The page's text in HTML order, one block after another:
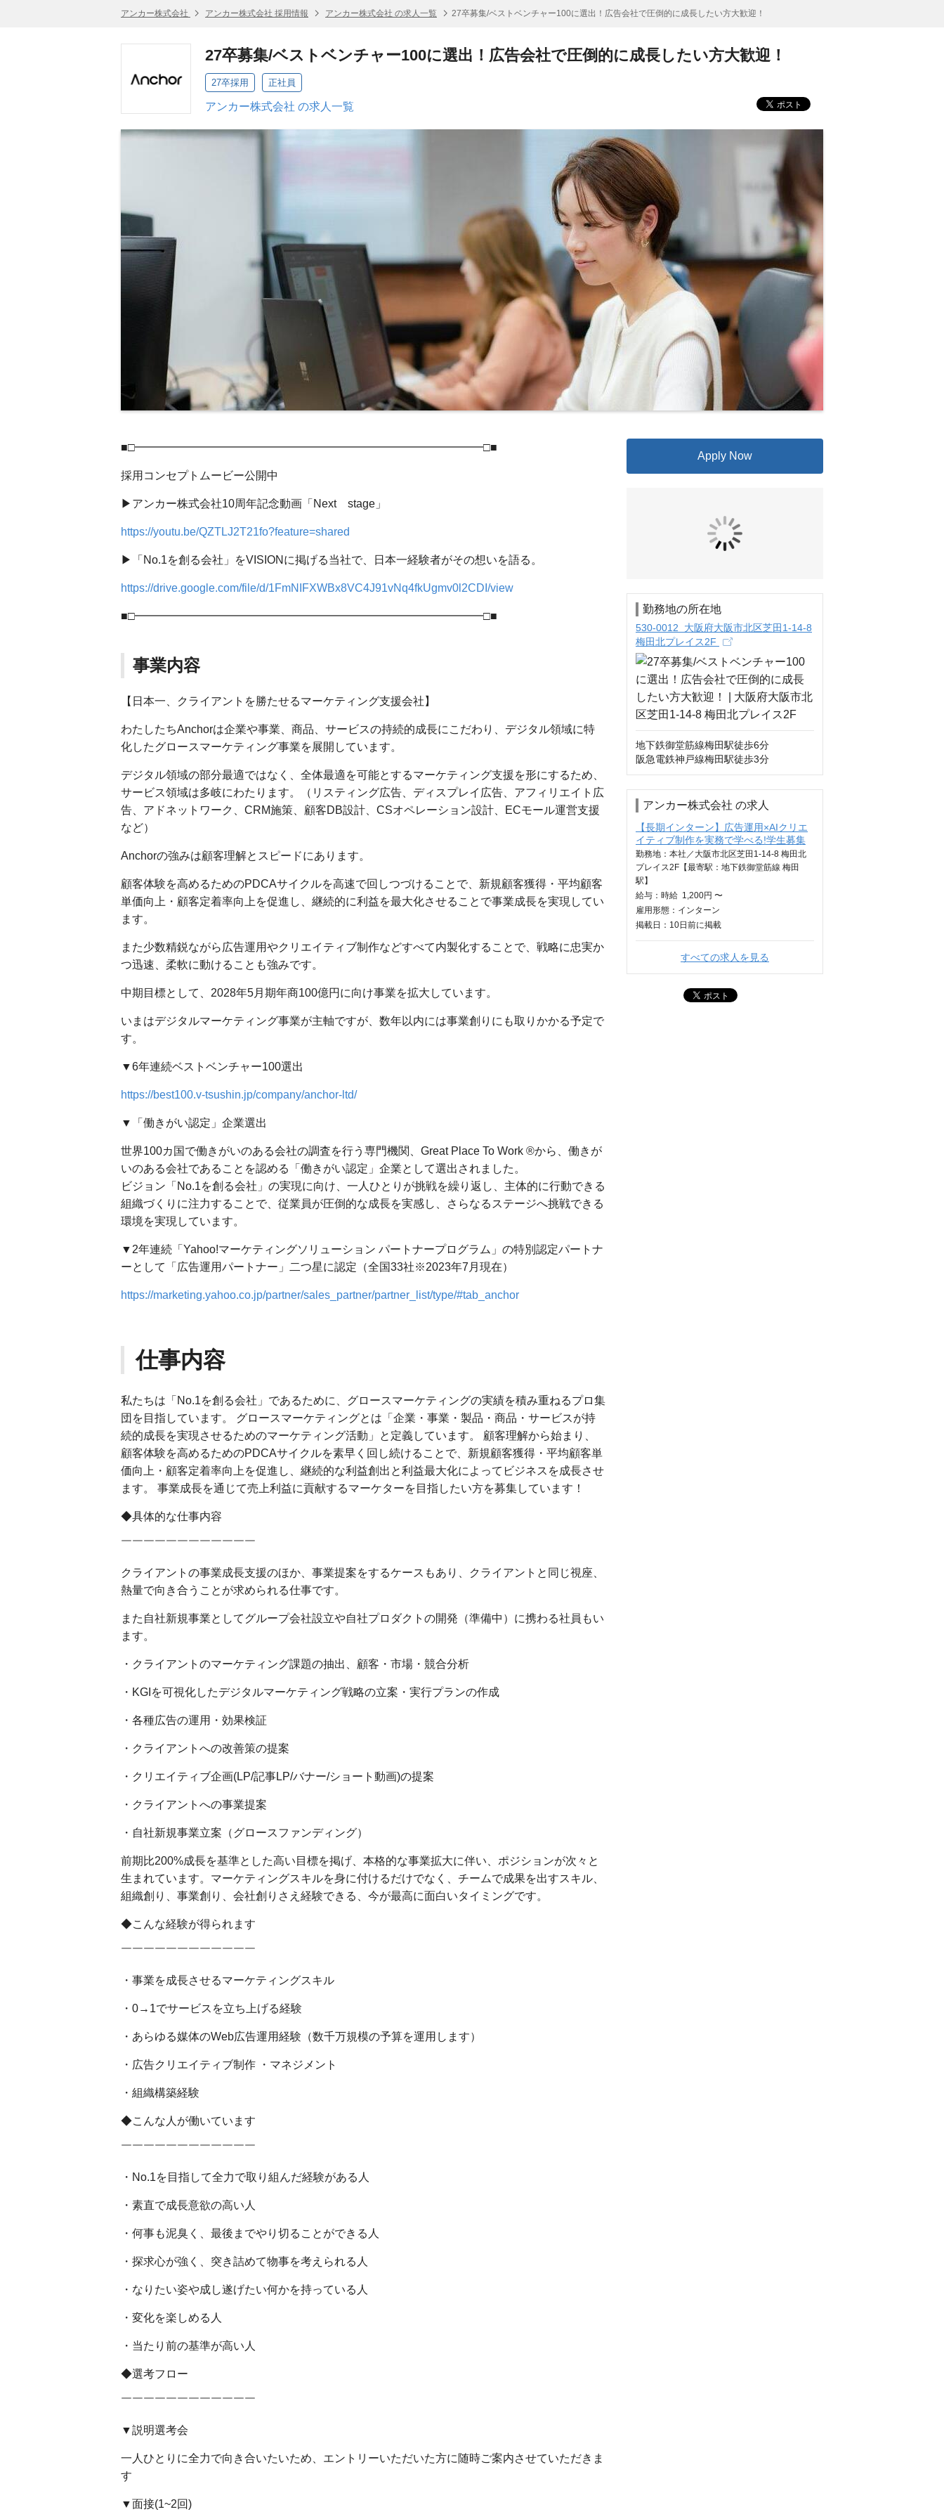
アンカー株式会社 アンカー株式会社 採用情報 アンカー株式会社 の求人一覧 27卒募集/ベストベンチャー100に選出！広告会社で圧倒的に成長したい方大歓迎！
27卒募集/ベストベンチャー100に選出！広告会社で圧倒的に成長したい方大歓迎！
27卒採用 正社員
アンカー株式会社 の求人一覧
■□━━━━━━━━━━━━━━━━━━━━━━━━━━━━━━━□■
採用コンセプトムービー公開中
▶︎アンカー株式会社10周年記念動画「Next stage」
https://youtu.be/QZTLJ2T21fo?feature=shared
▶︎「No.1を創る会社」をVISIONに掲げる当社で、日本一経験者がその想いを語る。
https://drive.google.com/file/d/1FmNIFXWBx8VC4J91vNq4fkUgmv0l2CDI/view
■□━━━━━━━━━━━━━━━━━━━━━━━━━━━━━━━□■
事業内容
【日本一、クライアントを勝たせるマーケティング支援会社】
わたしたちAnchorは企業や事業、商品、サービスの持続的成長にこだわり、デジタル領域に特
化したグロースマーケティング事業を展開しています。
デジタル領域の部分最適ではなく、全体最適を可能とするマーケティング支援を形にするため、
サービス領域は多岐にわたります。（リスティング広告、ディスプレイ広告、アフィリエイト広
告、アドネットワーク、CRM施策、顧客DB設計、CSオペレーション設計、ECモール運営支援
など）
Anchorの強みは顧客理解とスピードにあります。
顧客体験を高めるためのPDCAサイクルを高速で回しつづけることで、新規顧客獲得・平均顧客
単価向上・顧客定着率向上を促進し、継続的に利益を最大化させることで事業成長を実現してい
ます。
また少数精鋭ながら広告運用やクリエイティブ制作などすべて内製化することで、戦略に忠実か
つ迅速、柔軟に動けることも強みです。
中期目標として、2028年5月期年商100億円に向け事業を拡大しています。
いまはデジタルマーケティング事業が主軸ですが、数年以内には事業創りにも取りかかる予定で
す。
▼6年連続ベストベンチャー100選出
https://best100.v-tsushin.jp/company/anchor-ltd/
▼「働きがい認定」企業選出
世界100カ国で働きがいのある会社の調査を行う専門機関、Great Place To Work ®から、働きが
いのある会社であることを認める「働きがい認定」企業として選出されました。
ビジョン「No.1を創る会社」の実現に向け、一人ひとりが挑戦を繰り返し、主体的に行動できる
組織づくりに注力することで、従業員が圧倒的な成長を実感し、さらなるステージへ挑戦できる
環境を実現しています。
▼2年連続「Yahoo!マーケティングソリューション パートナープログラム」の特別認定パートナ
ーとして「広告運用パートナー」二つ星に認定（全国33社※2023年7月現在）
https://marketing.yahoo.co.jp/partner/sales_partner/partner_list/type/#tab_anchor
仕事内容
私たちは「No.1を創る会社」であるために、グロースマーケティングの実績を積み重ねるプロ集
団を目指しています。 グロースマーケティングとは「企業・事業・製品・商品・サービスが持
続的成長を実現させるためのマーケティング活動」と定義しています。 顧客理解から始まり、
顧客体験を高めるためのPDCAサイクルを素早く回し続けることで、新規顧客獲得・平均顧客単
価向上・顧客定着率向上を促進し、継続的な利益創出と利益最大化によってビジネスを成長させ
ます。 事業成長を通じて売上利益に貢献するマーケターを目指したい方を募集しています！
◆具体的な仕事内容
￣￣￣￣￣￣￣￣￣￣￣￣
クライアントの事業成長支援のほか、事業提案をするケースもあり、クライアントと同じ視座、
熱量で向き合うことが求められる仕事です。
また自社新規事業としてグループ会社設立や自社プロダクトの開発（準備中）に携わる社員もい
ます。
・クライアントのマーケティング課題の抽出、顧客・市場・競合分析
・KGIを可視化したデジタルマーケティング戦略の立案・実行プランの作成
・各種広告の運用・効果検証
・クライアントへの改善策の提案
・クリエイティブ企画(LP/記事LP/バナー/ショート動画)の提案
・クライアントへの事業提案
・自社新規事業立案（グロースファンディング）
前期比200%成長を基準とした高い目標を掲げ、本格的な事業拡大に伴い、ポジションが次々と
生まれています。マーケティングスキルを身に付けるだけでなく、チームで成果を出すスキル、
組織創り、事業創り、会社創りさえ経験できる、今が最高に面白いタイミングです。
◆こんな経験が得られます
￣￣￣￣￣￣￣￣￣￣￣￣
・事業を成長させるマーケティングスキル
・0→1でサービスを立ち上げる経験
・あらゆる媒体のWeb広告運用経験（数千万規模の予算を運用します）
・広告クリエイティブ制作 ・マネジメント
・組織構築経験
◆こんな人が働いています
￣￣￣￣￣￣￣￣￣￣￣￣
・No.1を目指して全力で取り組んだ経験がある人
・素直で成長意欲の高い人
・何事も泥臭く、最後までやり切ることができる人
・探求心が強く、突き詰めて物事を考えられる人
・なりたい姿や成し遂げたい何かを持っている人
・変化を楽しめる人
・当たり前の基準が高い人
◆選考フロー
￣￣￣￣￣￣￣￣￣￣￣￣
▼説明選考会
一人ひとりに全力で向き合いたいため、エントリーいただいた方に随時ご案内させていただきま
す
▼面接(1~2回)
Apply Now
勤務地の所在地
530-0012 大阪府大阪市北区芝田1-14-8
梅田北プレイス2F
地下鉄御堂筋線梅田駅徒歩6分
阪急電鉄神戸線梅田駅徒歩3分
アンカー株式会社 の求人
【長期インターン】広告運用×AIクリエ
イティブ制作を実務で学べる!学生募集
勤務地：本社／大阪市北区芝田1-14-8 梅田北
プレイス2F【最寄駅：地下鉄御堂筋線 梅田
駅】
給与： 時給 1,200円 〜
雇用形態：インターン
掲載日： 10日 前に掲載
すべての求人を見る